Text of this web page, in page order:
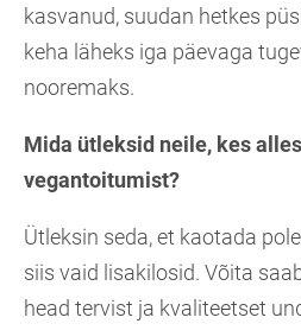
kasvanud, suudan hetkes
keha läheks iga päevaga
nooremaks.
Mida ütleksid neile, kes
vegantoitumist?
Ütleksin seda, et kaotada
siis vaid lisakilosid. Võita
head tervist ja kvaliteetset